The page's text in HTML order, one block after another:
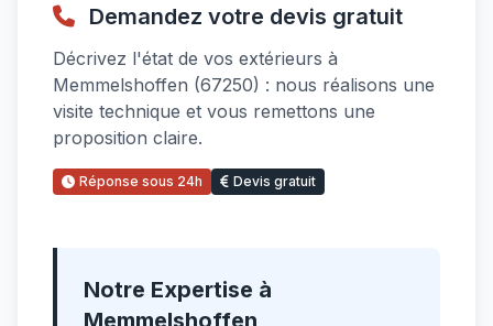
Demandez votre devis gratuit
Décrivez l'état de vos extérieurs à
Memmelshoffen (67250) : nous réalisons une
visite technique et vous remettons une
proposition claire.
Réponse sous 24h Devis gratuit
Notre Expertise à
Memmelshoffen